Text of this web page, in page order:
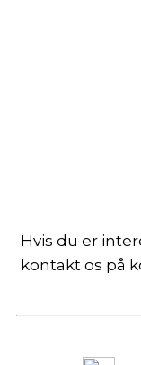
Hvis du er
kontakt os på